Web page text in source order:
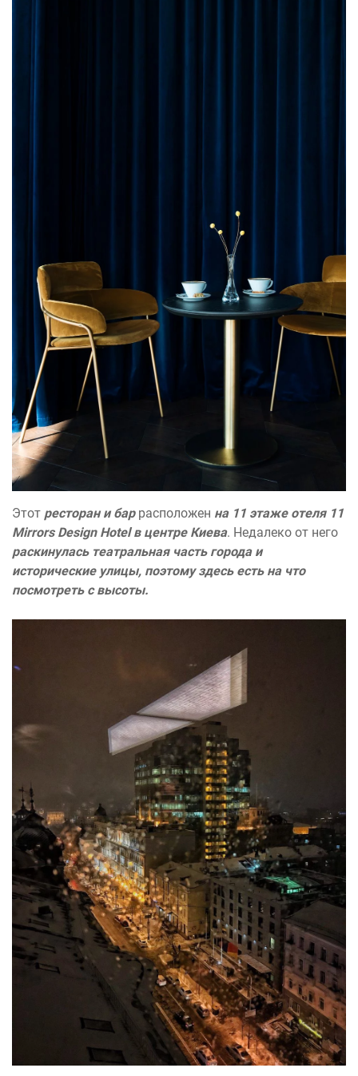
Этот ресторан и баррасположен на 11 этаже отеля 11
Mirrors Design Hotel в центре Киева. Недалеко от него
раскинулась театральная часть города и
исторические улицы, поэтому здесь есть на что
посмотреть с высоты.